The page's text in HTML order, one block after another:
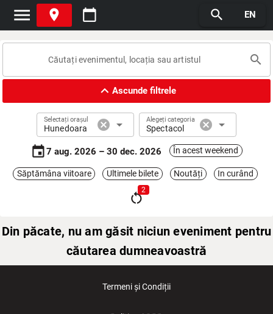
menu place calendar_today search EN
search
expand_lessAscunde filtrele
Selectați orașul
Hunedoara cancel arrow_drop_down Alegeți categoria
Spectacol cancel arrow_drop_down
event7 aug. 2026 – 30 dec. 2026 În acest weekend
Săptămâna viitoare Ultimele bilete Noutăți In curând
restart_alt
2
Din păcate, nu am găsit niciun eveniment pentru
căutarea dumneavoastră
Termeni și Condiții